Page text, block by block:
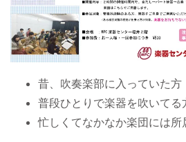
昔、吹奏楽部に入っていた方
普段ひとりで楽器を吹いてる
忙しくてなかなか楽団には所